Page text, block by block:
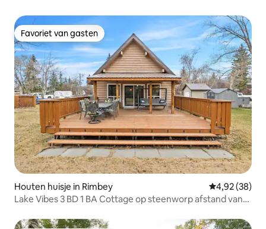
Favoriet van gasten
Favoriet van gasten
Houten huisje in Rimbey Gemiddelde
4,92 (38)
Lake Vibes 3 BD 1 BA Cottage op steenworp afstand van